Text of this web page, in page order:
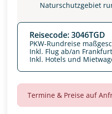
Naturschutzgebiet
Reisecode: 3046TGD
PKW-Rundreise
Inkl. Flug ab/an Frankfurt
Inkl. Hotels und
Termine & Preise auf
Weitere Informationen